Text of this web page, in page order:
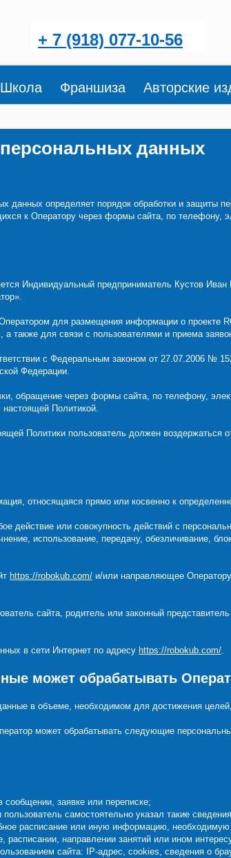
+ 7 (918) 077-10-56
Школа Франшиза Авторские
данных
данных определяет порядок обработки и защиты
к Оператору через формы сайта, по телефону,
Индивидуальный предприниматель Кустов
для размещения информации о проекте
а также для связи с пользователями и приема
с Федеральным законом от 27.07.2006 №
Федерации.
обращение через формы сайта, по телефону,
настоящей Политикой.
Политики пользователь должен воздержаться
относящаяся прямо или косвенно к
действие или совокупность действий с
использование, передачу, обезличивание,
https://robokub.com/ и/или направляющее
сайта, родитель или законный
в сети Интернет по адресу https://robokub.com/.
может обрабатывать
в объеме, необходимом для достижения
может обрабатывать следующие
сообщении, заявке или переписке;
самостоятельно указал такие
расписание или иную информацию, необходимую
расписании, направлении занятий или ином
сайта: IP-адрес, cookies, сведения о